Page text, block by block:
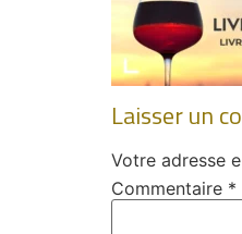
Laisser un
Votre adresse
Commentaire *